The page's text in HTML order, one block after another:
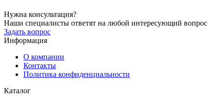
Нужна консультация?
Наши специалисты ответят на любой интересующий вопрос
Задать вопрос
Информация
О компании
Контакты
Политика конфиденциальности
Каталог